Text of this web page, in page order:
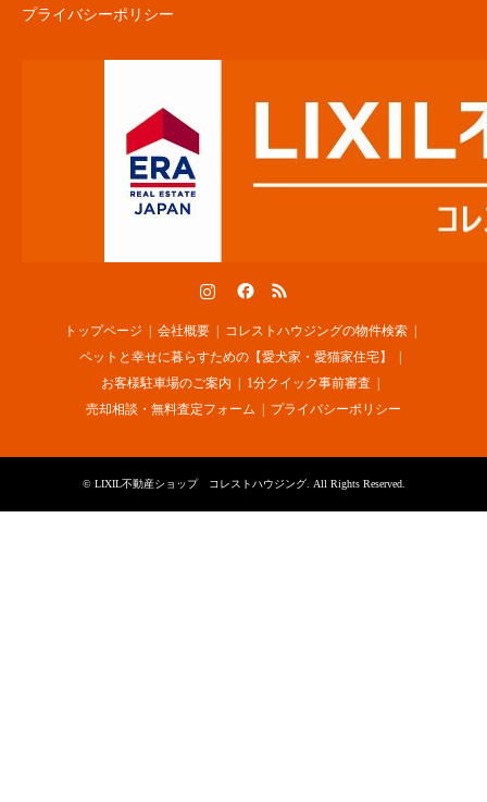
プライバシーポリシー
トップページ 会社概要
コレストハウジングの物件検索
ペットと幸せに暮らすための【愛犬家・愛猫家住宅】
お客様駐車場のご案内
1分クイック事前審査
売却相談・無料査定フォーム
プライバシーポリシー
© LIXIL不動産ショップ コレストハウジング. All Rights Reserved.